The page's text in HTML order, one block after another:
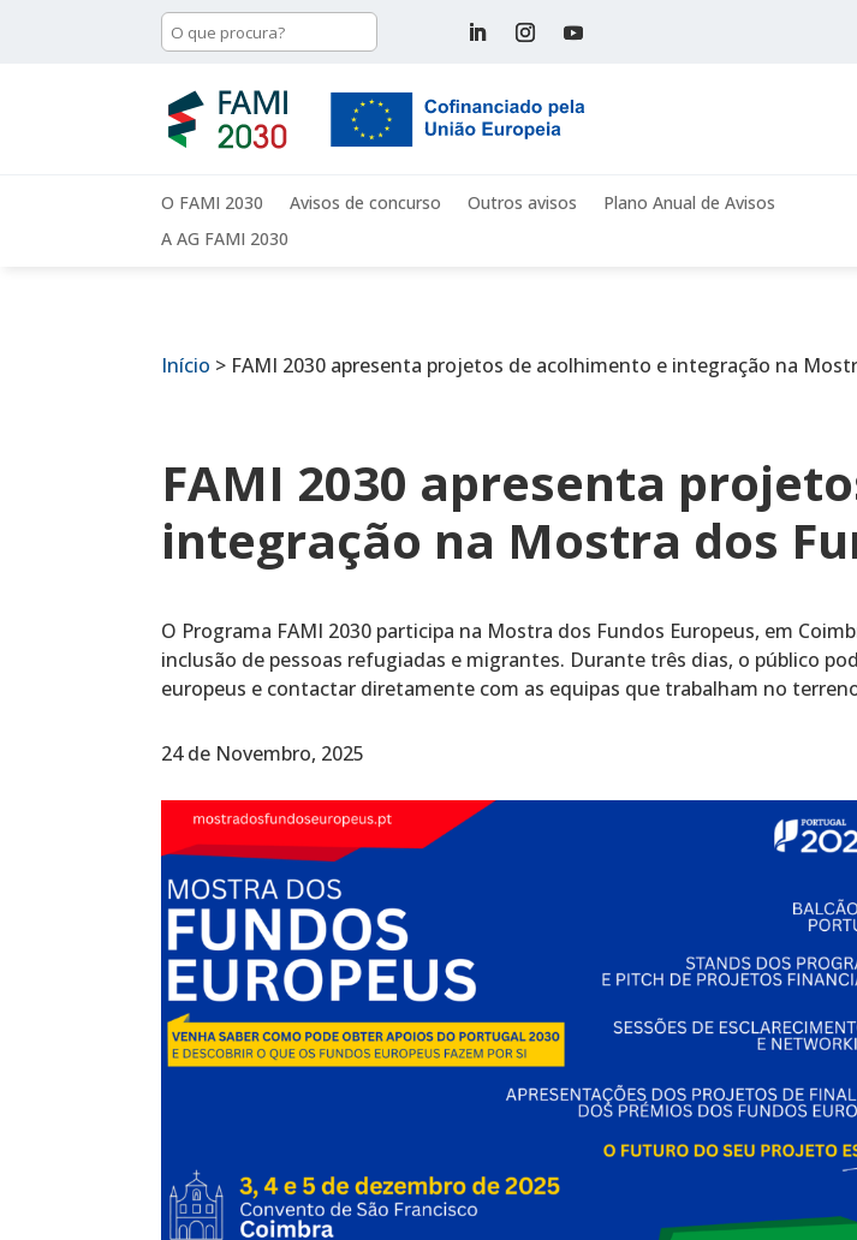
O FAMI 2030 Avisos de concurso Outros avisos
Plano Anual de Avisos
A AG FAMI 2030
Início > FAMI 2030 apresenta projetos de acolhimento e integração na
FAMI 2030 apresenta
integração na Mostra dos
O Programa FAMI 2030 participa na Mostra dos Fundos Europeus, em
inclusão de pessoas refugiadas e migrantes. Durante três dias, o público
europeus e contactar diretamente com as equipas que trabalham no
24 de Novembro, 2025